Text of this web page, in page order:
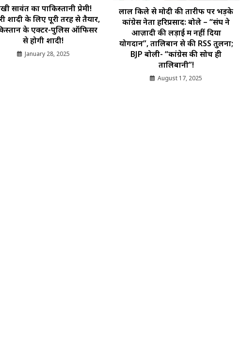
सावंत का पाकिस्तानी प्रेमी!
शादी के लिए पूरी तरह से तैयार,
के एक्टर-पुलिस ऑफिसर
से होगी शादी!
January 28, 2025
लाल किले से मोदी की तारीफ पर भड़के
कांग्रेस नेता हरिप्रसाद: बोले – “संघ ने
आज़ादी की लड़ाई में नहीं दिया
योगदान”, तालिबान से की RSS तुलना;
BJP बोली- “कांग्रेस की सोच ही
तालिबानी”!
August 17, 2025